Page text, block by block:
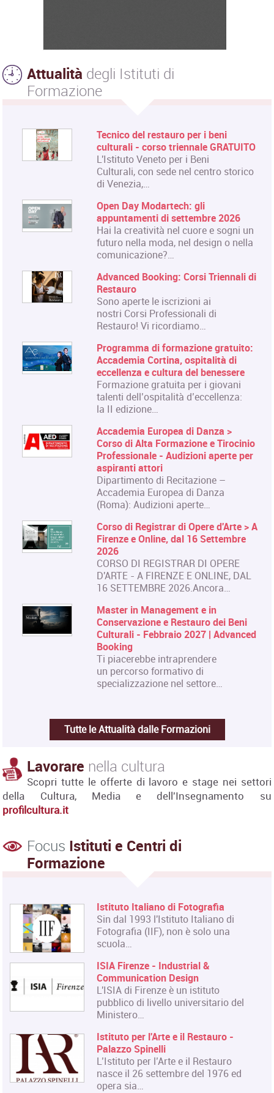
Attualità degli Istituti di
Formazione
Tecnico del restauro per i beni
culturali - corso triennale GRATUITO
L'Istituto Veneto per i Beni
Culturali, con sede nel centro storico
di Venezia,…
Open Day Modartech: gli
appuntamenti di settembre 2026
Hai la creatività nel cuore e sogni un
futuro nella moda, nel design o nella
comunicazione?…
Advanced Booking: Corsi Triennali di
Restauro
Sono aperte le iscrizioni ai
nostri Corsi Professionali di
Restauro! Vi ricordiamo…
Programma di formazione gratuito:
Accademia Cortina, ospitalità di
eccellenza e cultura del benessere
Formazione gratuita per i giovani
talenti dell’ospitalità d’eccellenza:
la II edizione…
Accademia Europea di Danza >
Corso di Alta Formazione e Tirocinio
Professionale - Audizioni aperte per
aspiranti attori
Dipartimento di Recitazione –
Accademia Europea di Danza
(Roma): Audizioni aperte…
Corso di Registrar di Opere d'Arte > A
Firenze e Online, dal 16 Settembre
2026
CORSO DI REGISTRAR DI OPERE
D'ARTE - A FIRENZE E ONLINE, DAL
16 SETTEMBRE 2026.Ancora…
Master in Management e in
Conservazione e Restauro dei Beni
Culturali - Febbraio 2027 | Advanced
Booking
Ti piacerebbe intraprendere
un percorso formativo di
specializzazione nel settore…
Tutte le Attualità dalle Formazioni
Lavorare nella cultura
Scopri tutte le offerte di lavoro e stage nei settori
della Cultura, Media e dell'Insegnamento su
profilcultura.it
Focus Istituti e Centri di
Formazione
Istituto Italiano di Fotografia
Sin dal 1993 l'Istituto Italiano di
Fotografia (IIF), non è solo una
scuola…
ISIA Firenze - Industrial &
Communication Design
L'ISIA di Firenze è un istituto
pubblico di livello universitario del
Ministero…
Istituto per l'Arte e il Restauro -
Palazzo Spinelli
L’Istituto per l’Arte e il Restauro
nasce il 26 settembre del 1976 ed
opera sia…